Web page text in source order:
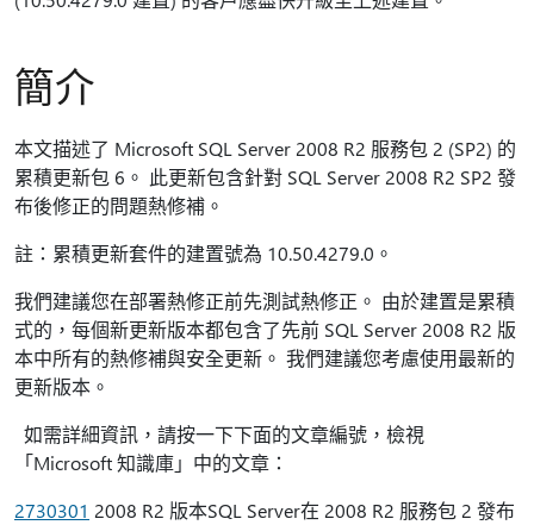
簡介
本文描述了 Microsoft SQL Server 2008 R2 服務包 2 (SP2) 的
累積更新包 6。 此更新包含針對 SQL Server 2008 R2 SP2 發
布後修正的問題熱修補。
註：累積更新套件的建置號為 10.50.4279.0。
我們建議您在部署熱修正前先測試熱修正。 由於建置是累積
式的，每個新更新版本都包含了先前 SQL Server 2008 R2 版
本中所有的熱修補與安全更新。 我們建議您考慮使用最新的
更新版本。
如需詳細資訊，請按一下下面的文章編號，檢視
「Microsoft 知識庫」中的文章：
2730301 2008 R2 版本SQL Server在 2008 R2 服務包 2 發布